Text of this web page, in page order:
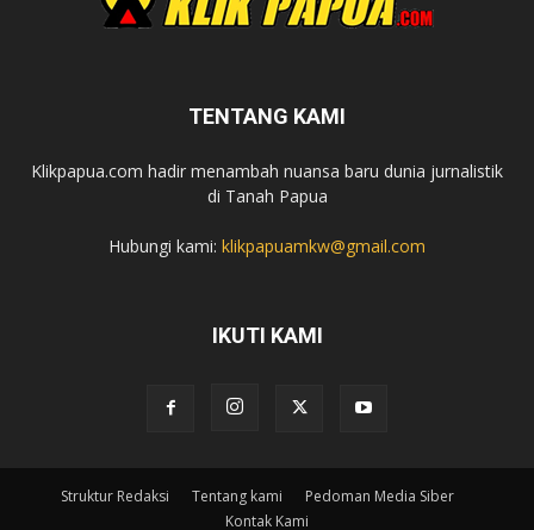
TENTANG KAMI
Klikpapua.com hadir menambah nuansa baru dunia jurnalistik
di Tanah Papua
Hubungi kami: klikpapuamkw@gmail.com
IKUTI KAMI
Struktur Redaksi Tentang kami
Pedoman Media Siber
Kontak Kami